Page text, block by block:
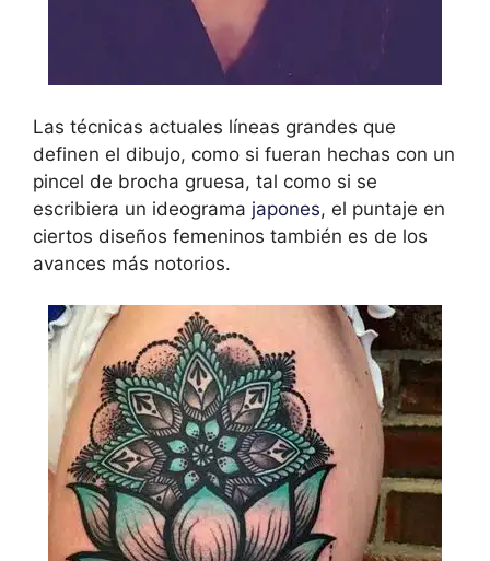
Las técnicas actuales líneas grandes que
definen el dibujo, como si fueran hechas con un
pincel de brocha gruesa, tal como si se
escribiera un ideograma japones, el puntaje en
ciertos diseños femeninos también es de los
avances más notorios.